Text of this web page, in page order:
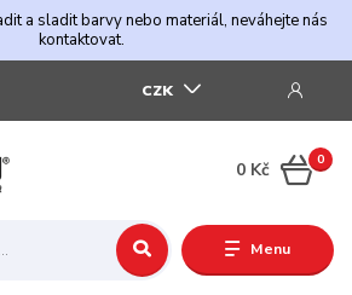
a sladit barvy nebo materiál, neváhejte nás
kontaktovat.
Menu
CZK
0
0 Kč